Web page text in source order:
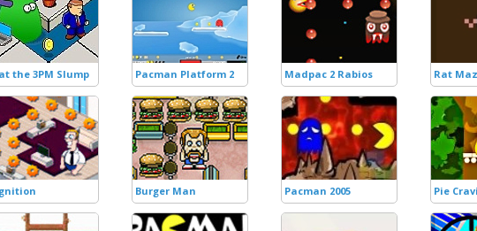
the 3PM Slump Pacman Platform 2 Madpac 2 Rabios Rat
Burger Man Pacman 2005 Pie